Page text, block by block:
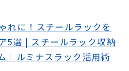
れに！スチールラックを
5選 | スチールラック収納
｜ルミナスラック活用術